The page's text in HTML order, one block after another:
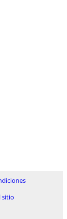
sitio